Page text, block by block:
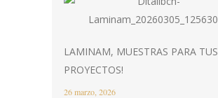
LAMINAM, MUESTRAS PARA TUS
PROYECTOS!
26 marzo, 2026